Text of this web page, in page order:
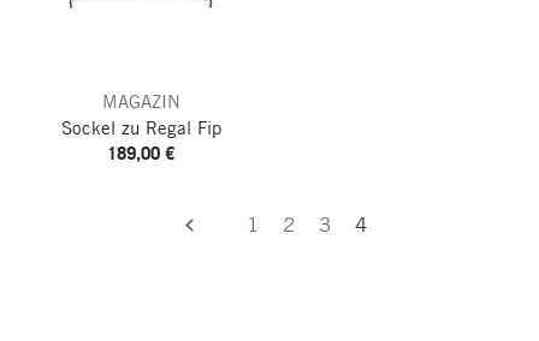
MAGAZIN
Sockel zu Regal Fip
189,00 €
1 2 3 4